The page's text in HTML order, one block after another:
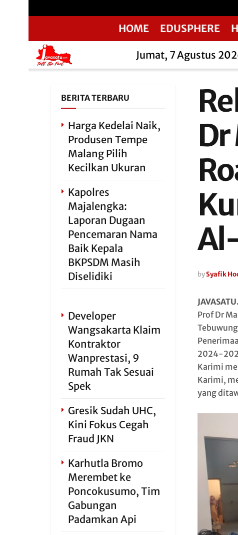
HOME EDUSPHERE
Jumat, 7 Agustus
bySyafik
Prof Dr
2024-
Karimi
Karimi,
yang
BERITA TERBARU
Harga Kedelai Naik,
Produsen Tempe
Malang Pilih
Kecilkan Ukuran
Kapolres
Majalengka:
Laporan Dugaan
Pencemaran Nama
Baik Kepala
BKPSDM Masih
Diselidiki
Developer
Wangsakarta Klaim
Kontraktor
Wanprestasi, 9
Rumah Tak Sesuai
Spek
Gresik Sudah UHC,
Kini Fokus Cegah
Fraud JKN
Karhutla Bromo
Merembet ke
Poncokusumo, Tim
Gabungan
Padamkan Api